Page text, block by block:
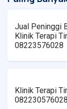
Jual Peninggi
Klinik Terapi
08223576028
Klinik Terapi
082230576028